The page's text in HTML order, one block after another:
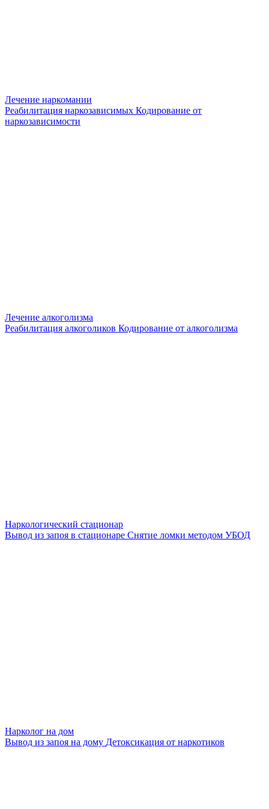
Лечение наркомании
Реабилитация наркозависимых Кодирование от
наркозависимости
Лечение алкоголизма
Реабилитация алкоголиков Кодирование от алкоголизма
Наркологический стационар
Вывод из запоя в стационаре Снятие ломки методом УБОД
Нарколог на дом
Вывод из запоя на дому Детоксикация от наркотиков